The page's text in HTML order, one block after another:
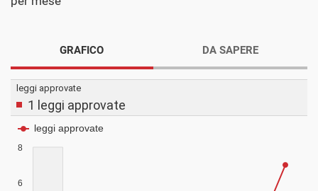
GRAFICO DA SAPERE